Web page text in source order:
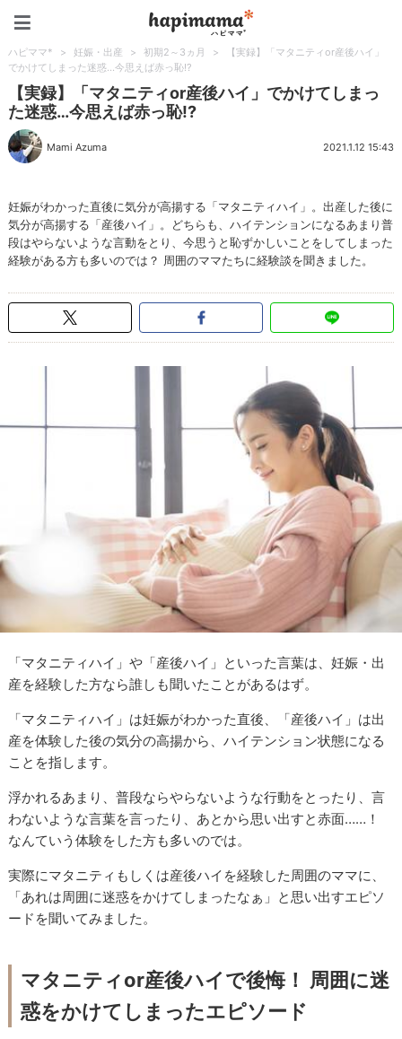
ハピママ* > 妊娠・出産 > 初期2～3ヵ月 >
【実録】「マタニティor産後ハイ」
でかけてしまった迷惑…今思えば赤っ恥!?
【実録】「マタニティor産後ハイ」でかけてしまっ
た迷惑…今思えば赤っ恥!?
Mami Azuma 2021.1.12 15:43
妊娠がわかった直後に気分が高揚する「マタニティハイ」。出産した後に
気分が高揚する「産後ハイ」。どちらも、ハイテンションになるあまり普
段はやらないような言動をとり、今思うと恥ずかしいことをしてしまった
経験がある方も多いのでは？ 周囲のママたちに経験談を聞きました。
「マタニティハイ」や「産後ハイ」といった言葉は、妊娠・出
産を経験した方なら誰しも聞いたことがあるはず。
「マタニティハイ」は妊娠がわかった直後、「産後ハイ」は出
産を体験した後の気分の高揚から、ハイテンション状態になる
ことを指します。
浮かれるあまり、普段ならやらないような行動をとったり、言
わないような言葉を言ったり、あとから思い出すと赤面……！
なんていう体験をした方も多いのでは。
実際にマタニティもしくは産後ハイを経験した周囲のママに、
「あれは周囲に迷惑をかけてしまったなぁ」と思い出すエピソ
ードを聞いてみました。
マタニティor産後ハイで後悔！ 周囲に迷
惑をかけてしまったエピソード